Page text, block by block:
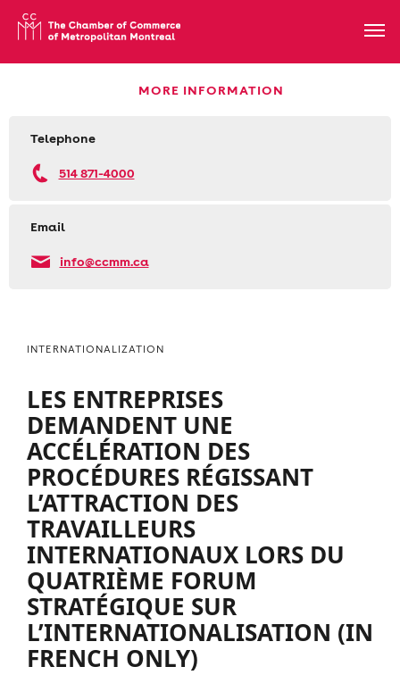
MORE INFORMATION
Telephone
514 871-4000
Email
info@ccmm.ca
INTERNATIONALIZATION
LES ENTREPRISES
DEMANDENT UNE
ACCÉLÉRATION DES
PROCÉDURES RÉGISSANT
L’ATTRACTION DES
TRAVAILLEURS
INTERNATIONAUX LORS DU
QUATRIÈME FORUM
STRATÉGIQUE SUR
L’INTERNATIONALISATION (IN
FRENCH ONLY)